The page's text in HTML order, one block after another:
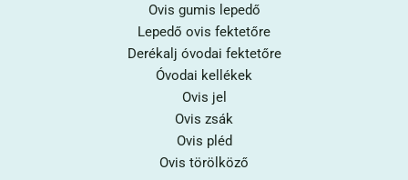
Ovis gumis lepedő
Lepedő ovis fektetőre
Derékalj óvodai fektetőre
Óvodai kellékek
Ovis jel
Ovis zsák
Ovis pléd
Ovis törölköző